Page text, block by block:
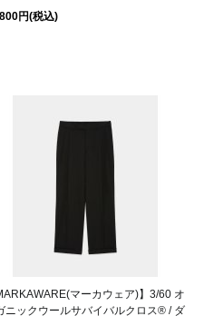
円(税込)
マーカウェア)】3/60 オ
ニックウールサバイバルクロス® / ダ